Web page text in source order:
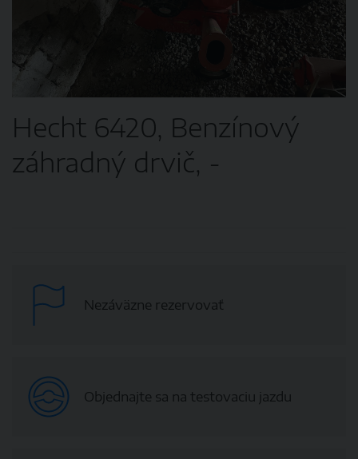
Hecht 6420, Benzínový
záhradný drvič, -
Nezáväzne rezervovať
Objednajte sa na testovaciu jazdu